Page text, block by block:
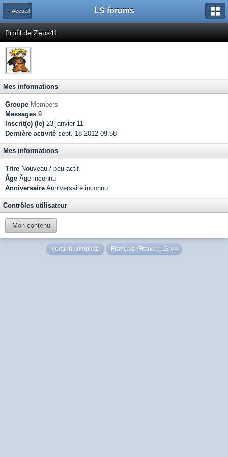
← Accueil LS forums
Profil de Zeus41
Mes informations
Groupe Members
Messages 9
Inscrit(e) (le) 23-janvier 11
Dernière activité sept. 18 2012 09:58
Mes informations
Titre Nouveau / peu actif
Âge Âge inconnu
Anniversaire Anniversaire inconnu
Contrôles utilisateur
Mon contenu
Version complète Français (France) LS v4